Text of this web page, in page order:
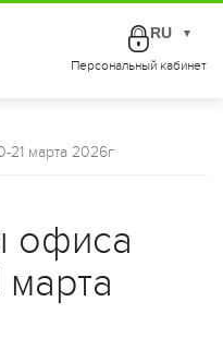
Персональный кабинет
RU ▼
марта 2026г
офиса